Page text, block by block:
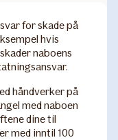
for skade på
hvis
naboens
håndverker på
med naboen
dine til
med inntil 100